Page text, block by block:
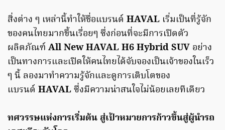
สิ่งต่าง ๆ เหล่านี้ทำให้ชื่อแบรนด์ HAVAL เริ่มเป็นที่รู้จัก
ของคนไทยมากขึ้นเรื่อยๆ ซึ่งก่อนที่จะมีการเปิดตัว
ผลิตภัณฑ์ All New HAVAL H6 Hybrid SUV อย่าง
เป็นทางการและเปิดให้คนไทยได้จับจองเป็นเจ้าของในเร็ว
ๆ นี้ ลองมาทำความรู้จักและดูการเติบโตของ
แบรนด์ HAVALซึ่งมีความน่าสนใจไม่น้อยเลยทีเดียว
ทศวรรษแห่งการเริ่มต้น สู่เป้าหมายการก้าวขึ้นสู่ผู้นำรถ